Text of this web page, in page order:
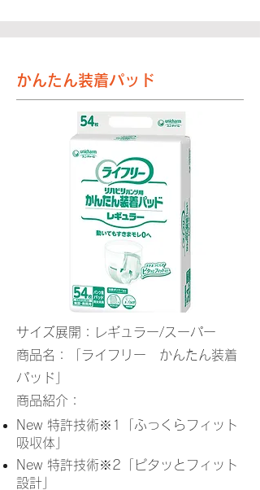
かんたん装着パッド
サイズ展開：レギュラー/スーパー
商品名：「ライフリー かんたん装着
パッド」
商品紹介：
New 特許技術※1「ふっくらフィット
吸収体」
New 特許技術※2「ピタッとフィット
設計」